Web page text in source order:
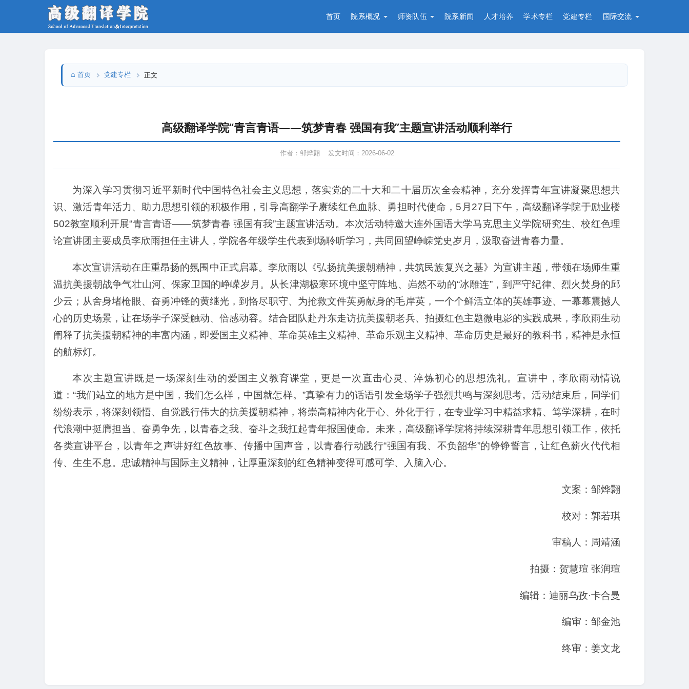
首页 院系概况 师资队伍 院系新闻 人才培养 学术专栏 党建专栏 国际交流
首页 党建专栏 正文
高级翻译学院“青言青语——筑梦青春 强国有我”主题宣讲活动顺利举行
作者：邹烨翾 发文时间：2026-06-02
为深入学习贯彻习近平新时代中国特色社会主义思想，落实党的二十大和二十届历次全会精神，充分发挥青年宣讲凝聚思想共
识、激活青年活力、助力思想引领的积极作用，引导高翻学子赓续红色血脉、勇担时代使命，5月27日下午，高级翻译学院于励业楼
502教室顺利开展“青言青语——筑梦青春 强国有我”主题宣讲活动。本次活动特邀大连外国语大学马克思主义学院研究生、校红色理
论宣讲团主要成员李欣雨担任主讲人，学院各年级学生代表到场聆听学习，共同回望峥嵘党史岁月，汲取奋进青春力量。
本次宣讲活动在庄重昂扬的氛围中正式启幕。李欣雨以《弘扬抗美援朝精神，共筑民族复兴之基》为宣讲主题，带领在场师生重
温抗美援朝战争气壮山河、保家卫国的峥嵘岁月。从长津湖极寒环境中坚守阵地、岿然不动的“冰雕连”，到严守纪律、烈火焚身的邱
少云；从舍身堵枪眼、奋勇冲锋的黄继光，到恪尽职守、为抢救文件英勇献身的毛岸英，一个个鲜活立体的英雄事迹、一幕幕震撼人
心的历史场景，让在场学子深受触动、倍感动容。结合团队赴丹东走访抗美援朝老兵、拍摄红色主题微电影的实践成果，李欣雨生动
阐释了抗美援朝精神的丰富内涵，即爱国主义精神、革命英雄主义精神、革命乐观主义精神、革命历史是最好的教科书，精神是永恒
的航标灯。
本次主题宣讲既是一场深刻生动的爱国主义教育课堂，更是一次直击心灵、淬炼初心的思想洗礼。宣讲中，李欣雨动情说
道：“我们站立的地方是中国，我们怎么样，中国就怎样。”真挚有力的话语引发全场学子强烈共鸣与深刻思考。活动结束后，同学们
纷纷表示，将深刻领悟、自觉践行伟大的抗美援朝精神，将崇高精神内化于心、外化于行，在专业学习中精益求精、笃学深耕，在时
代浪潮中挺膺担当、奋勇争先，以青春之我、奋斗之我扛起青年报国使命。未来，高级翻译学院将持续深耕青年思想引领工作，依托
各类宣讲平台，以青年之声讲好红色故事、传播中国声音，以青春行动践行“强国有我、不负韶华”的铮铮誓言，让红色薪火代代相
传、生生不息。忠诚精神与国际主义精神，让厚重深刻的红色精神变得可感可学、入脑入心。
文案：邹烨翾
校对：郭若琪
审稿人：周靖涵
拍摄：贺慧瑄 张润瑄
编辑：迪丽乌孜·卡合曼
编审：邹金池
终审：姜文龙